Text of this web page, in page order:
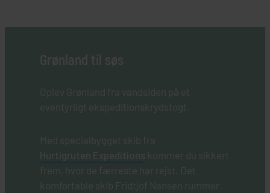
Grønland til søs
Oplev Grønland fra vandsiden på et
eventyrligt ekspeditionskrydstogt.
Med specialbygget skib fra
Hurtigruten Expeditions kommer du sikkert
frem, hvor de færreste har rejst. Det
komfortable skib Fridtjof Nansen rummer